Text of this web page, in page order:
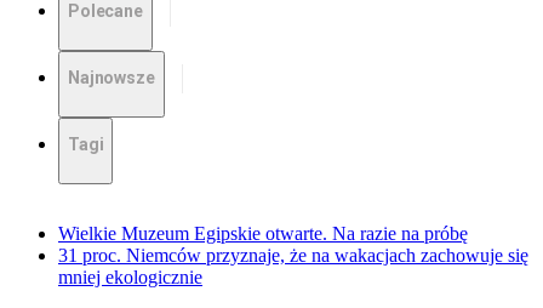
Polecane
Najnowsze
Tagi
Wielkie Muzeum Egipskie otwarte. Na razie na próbę
31 proc. Niemców przyznaje, że na wakacjach zachowuje się
mniej ekologicznie